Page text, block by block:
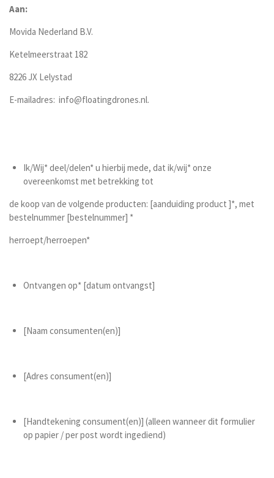
Aan:
Movida Nederland B.V.
Ketelmeerstraat 182
8226 JX Lelystad
E-mailadres: info@floatingdrones.nl.
Ik/Wij* deel/delen* u hierbij mede, dat ik/wij* onze
overeenkomst met betrekking tot
de koop van de volgende producten: [aanduiding product ]*, met
bestelnummer [bestelnummer] *
herroept/herroepen*
Ontvangen op* [datum ontvangst]
[Naam consumenten(en)]
[Adres consument(en)]
[Handtekening consument(en)] (alleen wanneer dit formulier
op papier / per post wordt ingediend)